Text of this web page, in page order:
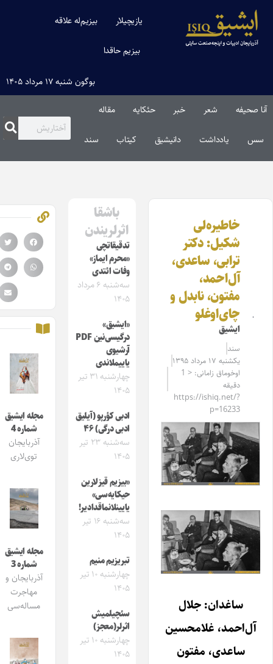
یازیچیلار بیزیم‌له علاقه
بیزیم حاقدا
بوگون شنبه ۱۷ مرداد ۱۴۰۵
صحیفه شعر خبر حئکایه مقاله‌
سس یادداشت دانیشیق کیتاب سند
خاطیره‌لی
شکیل: دکتر
ترابی، ساعدی،
آل‌احمد،
مفتون، نابدل و
چای‌اوغلو
ایشیق
سند
یکشنبه ۱۷ مرداد ۱۳۹۵
اوخوماق زامانی: < 1
دقیقه
https://ishiq.net/?
p=16233
ساغدان: جلال
آل‌احمد، غلامحسین
ساعدی، مفتون
باشقا
اثرلریندن
تدقیقاتچی
«محرم ایماز»
وفات ائتدی
سه‌شنبه ۶ مرداد
۱۴۰۵
«ایشیق»
درگیسی‌نین PDF
آرشیوی
یاییملاندی
چهارشنبه ۳۱ تیر
۱۴۰۵
ادبی کؤرپو (آیلیق
ادبی درگی) ۴۶
سه‌شنبه ۲۳ تیر
۱۴۰۵
«بیزیم قیزلارین
حیکایه‌سی»
یایینلانماقدادیر!
سه‌شنبه ۱۶ تیر
۱۴۰۵
تبریزیم منیم
چهارشنبه ۱۰ تیر
۱۴۰۵
سئچیلمیش
اثرلر(معجز)
چهارشنبه ۱۰ تیر
۱۴۰۵
مجله ایشیق
شماره 4
آذربایجان
توی‌لاری
مجله ایشیق
شماره 3
آذربایجان و
مهاجرت
مساله‌سی